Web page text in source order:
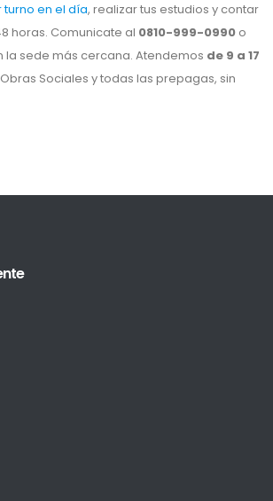
turno en el día, realizar tus estudios y contar
horas. Comunicate al 0810-999-0990 o
la sede más cercana. Atendemos de 9 a 17
Obras Sociales y todas las prepagas, sin